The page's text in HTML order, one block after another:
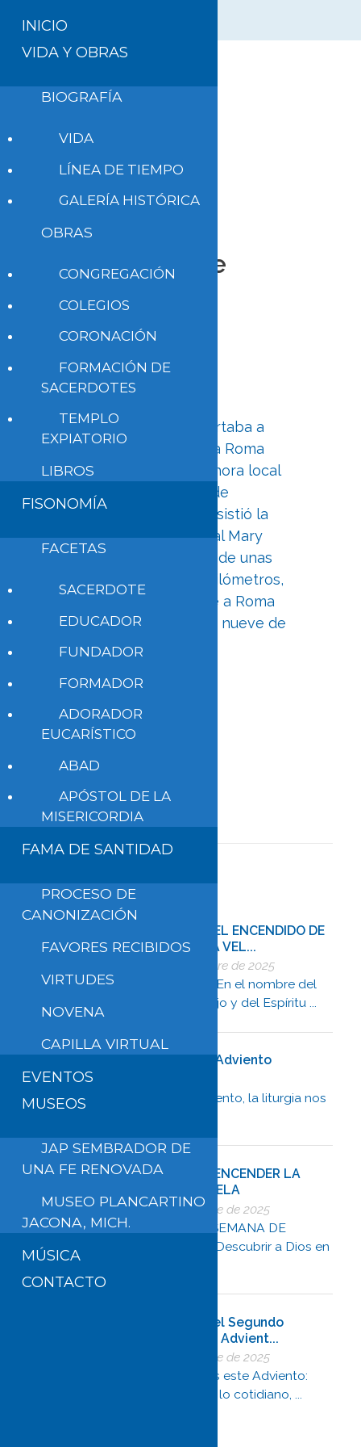
El Papa
Francisco se
despide de
Canadá
29 de julio de 2022
El avión que transportaba a
Francisco de vuelta a Roma
despegó a las 20:14 hora local
tras una ceremonia de
despedida a la que asistió la
Gobernadora General Mary
Simon. Tras un vuelo de unas
siete horas y 5.667 kilómetros,
se espera que llegue a Roma
poco después de las nueve de
la mañana.
Leer todo
GUÍA PARA EL ENCENDIDO DE
LA TERCERA VEL...
13 de diciembre de 2025
INICIO Guía: En el nombre del
Padre, del Hijo y del Espíritu ...
Reflexión del 3er Domingo de Adviento
13 de diciembre de 2025
En este tercer domingo de Adviento, la liturgia nos
GUÍA PARA ENCENDER LA
SEGUNDA VELA
5 de diciembre de 2025
SEGUNDA SEMANA DE
ADVIENTO “Descubrir a Dios en
Reflexión del Segundo
Domingo de Advient...
5 de diciembre de 2025
Abre los ojos este Adviento:
Dios está en lo cotidiano, ...
INICIO
VIDA Y OBRAS
BIOGRAFÍA
VIDA
LÍNEA DE TIEMPO
GALERÍA HISTÓRICA
OBRAS
CONGREGACIÓN
COLEGIOS
CORONACIÓN
FORMACIÓN DE
SACERDOTES
TEMPLO
EXPIATORIO
LIBROS
FISONOMÍA
FACETAS
SACERDOTE
EDUCADOR
FUNDADOR
FORMADOR
ADORADOR
EUCARÍSTICO
ABAD
APÓSTOL DE LA
MISERICORDIA
FAMA DE SANTIDAD
PROCESO DE
CANONIZACIÓN
FAVORES RECIBIDOS
VIRTUDES
NOVENA
CAPILLA VIRTUAL
EVENTOS
MUSEOS
JAP SEMBRADOR DE
UNA FE RENOVADA
MUSEO PLANCARTINO
JACONA, MICH.
MÚSICA
CONTACTO